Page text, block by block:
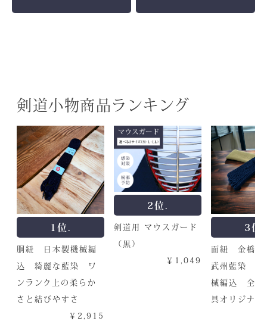
剣道小物商品ランキング
1位.
胴紐 日本製機械編
込 綺麗な藍染 ワ
ンランク上の柔らか
さと結びやすさ
￥2,915
2位.
剣道用 マウスガード
（黒）
￥1,049
3位.
面紐 金橋
武州藍染 日
械編込 全日
具オリジナル